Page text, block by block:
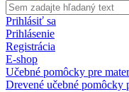
Prihlásiť sa
Prihlásenie
Registrácia
E-shop
Učebné pomôcky pre
Drevené učebné pomôcky